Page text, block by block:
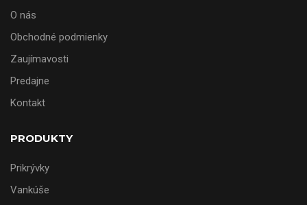
O nás
Obchodné podmienky
Zaujímavosti
Predajne
Kontakt
PRODUKTY
Prikrývky
Vankúše